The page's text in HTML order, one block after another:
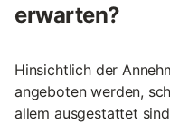
erwarten?
Hinsichtlich der
angeboten werden,
allem ausgestattet